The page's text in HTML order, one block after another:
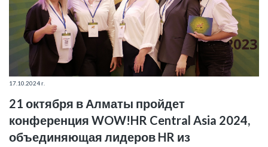
17.10.2024 г.
21 октября в Алматы пройдет
конференция WOW!HR Central Asia 2024,
объединяющая лидеров HR из